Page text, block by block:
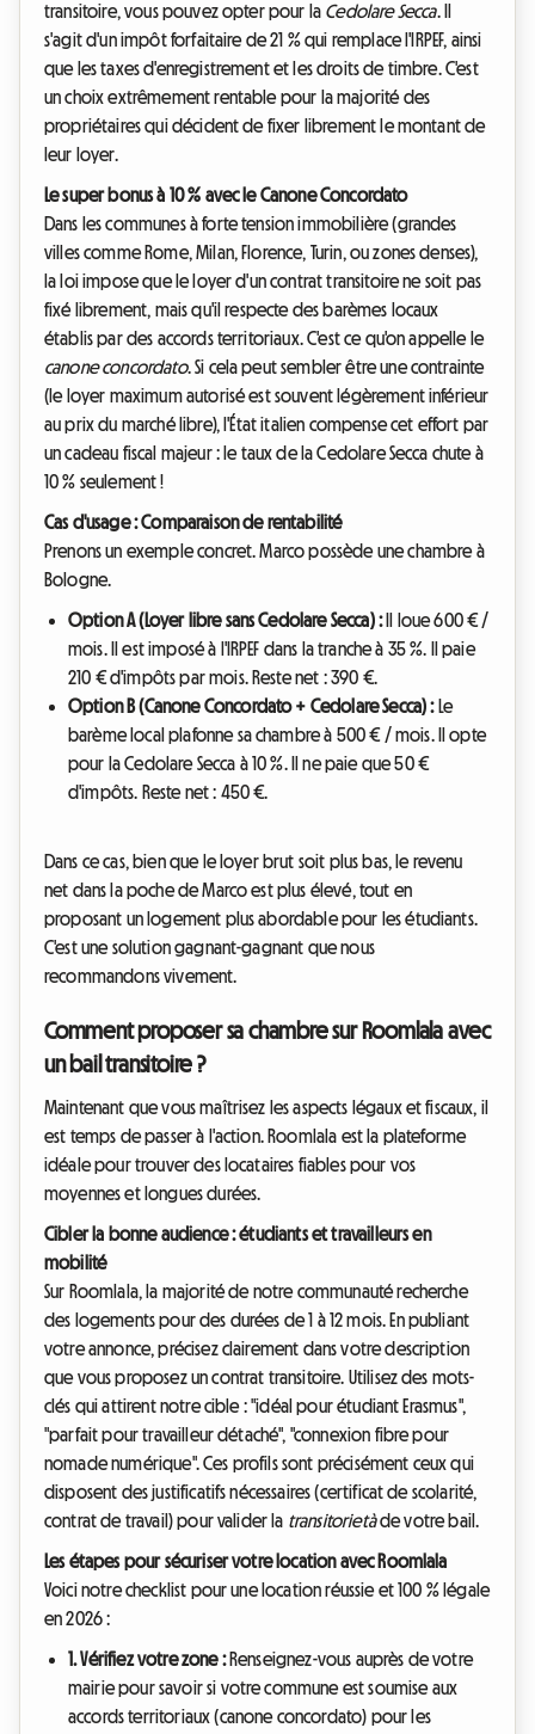
transitoire, vous pouvez opter pour la Cedolare Secca. Il
s'agit d'un impôt forfaitaire de 21 % qui remplace l'IRPEF, ainsi
que les taxes d'enregistrement et les droits de timbre. C'est
un choix extrêmement rentable pour la majorité des
propriétaires qui décident de fixer librement le montant de
leur loyer.
Le super bonus à 10 % avec le Canone Concordato
Dans les communes à forte tension immobilière (grandes
villes comme Rome, Milan, Florence, Turin, ou zones denses),
la loi impose que le loyer d'un contrat transitoire ne soit pas
fixé librement, mais qu'il respecte des barèmes locaux
établis par des accords territoriaux. C'est ce qu'on appelle le
canone concordato. Si cela peut sembler être une contrainte
(le loyer maximum autorisé est souvent légèrement inférieur
au prix du marché libre), l'État italien compense cet effort par
un cadeau fiscal majeur : le taux de la Cedolare Secca chute à
10 % seulement !
Cas d'usage : Comparaison de rentabilité
Prenons un exemple concret. Marco possède une chambre à
Bologne.
Option A (Loyer libre sans Cedolare Secca) :Il loue 600 € /
mois. Il est imposé à l'IRPEF dans la tranche à 35 %. Il paie
210 € d'impôts par mois. Reste net : 390 €.
Option B (Canone Concordato + Cedolare Secca) :Le
barème local plafonne sa chambre à 500 € / mois. Il opte
pour la Cedolare Secca à 10 %. Il ne paie que 50 €
d'impôts. Reste net : 450 €.
Dans ce cas, bien que le loyer brut soit plus bas, le revenu
net dans la poche de Marco est plus élevé, tout en
proposant un logement plus abordable pour les étudiants.
C'est une solution gagnant-gagnant que nous
recommandons vivement.
Comment proposer sa chambre sur Roomlala avec
un bail transitoire ?
Maintenant que vous maîtrisez les aspects légaux et fiscaux, il
est temps de passer à l'action. Roomlala est la plateforme
idéale pour trouver des locataires fiables pour vos
moyennes et longues durées.
Cibler la bonne audience : étudiants et travailleurs en
mobilité
Sur Roomlala, la majorité de notre communauté recherche
des logements pour des durées de 1 à 12 mois. En publiant
votre annonce, précisez clairement dans votre description
que vous proposez un contrat transitoire. Utilisez des mots-
clés qui attirent notre cible : "idéal pour étudiant Erasmus",
"parfait pour travailleur détaché", "connexion fibre pour
nomade numérique". Ces profils sont précisément ceux qui
disposent des justificatifs nécessaires (certificat de scolarité,
contrat de travail) pour valider la transitorietàde votre bail.
Les étapes pour sécuriser votre location avec Roomlala
Voici notre checklist pour une location réussie et 100 % légale
en 2026 :
1. Vérifiez votre zone :Renseignez-vous auprès de votre
mairie pour savoir si votre commune est soumise aux
accords territoriaux (canone concordato) pour les